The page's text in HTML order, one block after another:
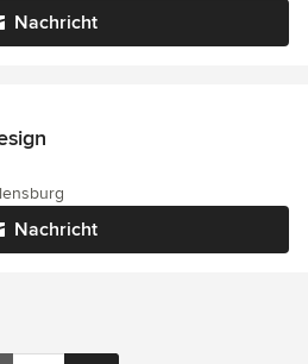
Nachricht
Nachricht